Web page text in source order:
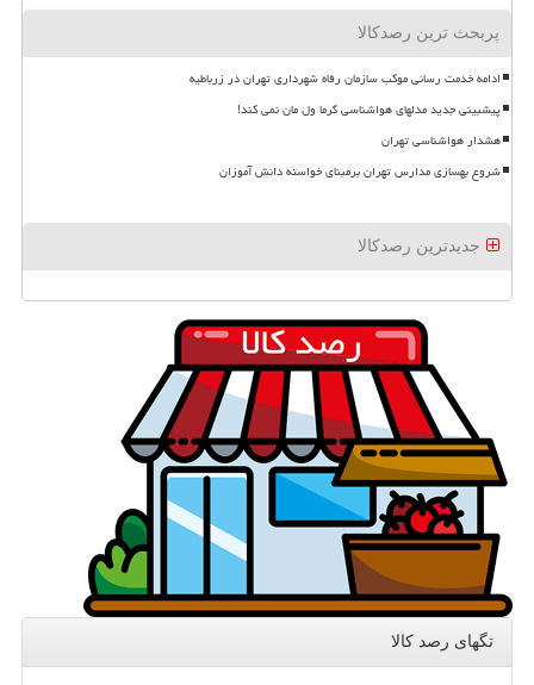
پربحث ترین رصدکالا
ادامه خدمت رسانی موکب سازمان رفاه شهرداری تهران در زرباطیه
پیشبینی جدید مدلهای هواشناسی گرما ول مان نمی کند!
هشدار هواشناسی تهران
شروع بهسازی مدارس تهران برمبنای خواسته دانش آموزان
جدیدترین رصدکالا
تگهای رصد كالا